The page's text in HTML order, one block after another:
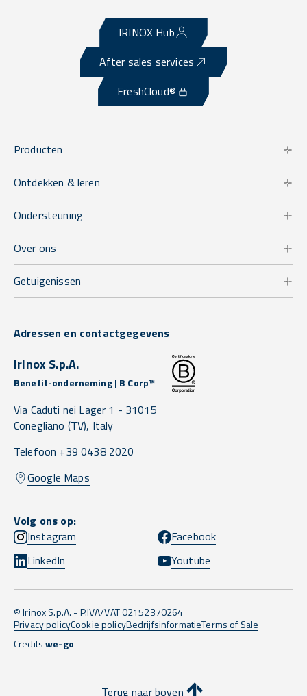
IRINOX Hub
After sales services
FreshCloud®
Producten
Ontdekken & leren
Ondersteuning
Over ons
Getuigenissen
Adressen en contactgegevens
Irinox S.p.A.
Benefit-onderneming | B Corp™
Via Caduti nei Lager 1 - 31015
Conegliano (TV), Italy
Telefoon +39 0438 2020
Google Maps
Volg ons op:
Instagram
Facebook
LinkedIn
Youtube
© Irinox S.p.A. - P.IVA/VAT 02152370264
Privacy policyCookie policyBedrijfsinformatieTerms of Sale
Creditswe-go
Terug naar boven